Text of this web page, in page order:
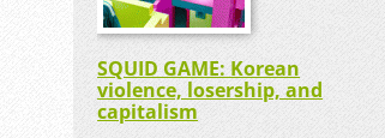
SQUID GAME: Korean
violence, losership, and
capitalism